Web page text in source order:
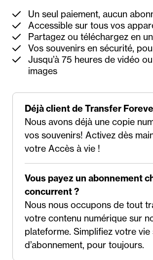
Un seul paiement, aucun
Accessible sur tous vos
Partagez ou téléchargez en
Vos souvenirs en sécurité,
Jusqu’à 75 heures de vidéo
images
Déjà client de Transfer
Nous avons déjà une copie
vos souvenirs! Activez dès
votre Accès à vie !
Vous payez un abonnement
concurrent ?
Nous nous occupons de tout
votre contenu numérique sur
plateforme. Simplifiez votre vie
d’abonnement, pour toujours.